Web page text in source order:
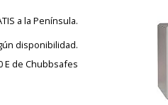
a la Península.
disponibilidad.
E de Chubbsafes